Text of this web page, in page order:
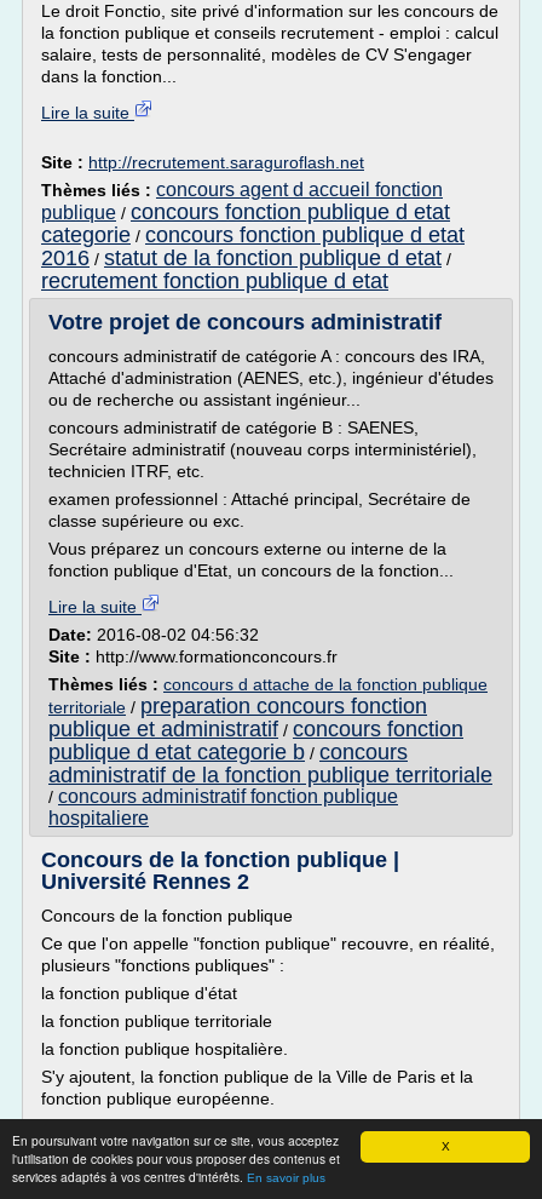
X
En poursuivant votre navigation sur ce site, vous acceptez
l'utilisation de cookies pour vous proposer des contenus et
services adaptés à vos centres d'intérêts. En savoir plus
Le droit Fonctio, site privé d'information sur les concours de
la fonction publique et conseils recrutement - emploi : calcul
salaire, tests de personnalité, modèles de CV S'engager
dans la fonction...
Lire la suite
Site : http://recrutement.saraguroflash.net
Thèmes liés : concours agent d accueil fonction
publique / concours fonction publique d etat
categorie / concours fonction publique d etat
2016 / statut de la fonction publique d etat /
recrutement fonction publique d etat
Votre projet de concours administratif
concours administratif de catégorie A : concours des IRA,
Attaché d'administration (AENES, etc.), ingénieur d'études
ou de recherche ou assistant ingénieur...
concours administratif de catégorie B : SAENES,
Secrétaire administratif (nouveau corps interministériel),
technicien ITRF, etc.
examen professionnel : Attaché principal, Secrétaire de
classe supérieure ou exc.
Vous préparez un concours externe ou interne de la
fonction publique d'Etat, un concours de la fonction...
Lire la suite
Date: 2016-08-02 04:56:32
Site : http://www.formationconcours.fr
Thèmes liés : concours d attache de la fonction publique
territoriale / preparation concours fonction
publique et administratif / concours fonction
publique d etat categorie b / concours
administratif de la fonction publique territoriale
/ concours administratif fonction publique
hospitaliere
Concours de la fonction publique |
Université Rennes 2
Concours de la fonction publique
Ce que l'on appelle "fonction publique" recouvre, en réalité,
plusieurs "fonctions publiques" :
la fonction publique d'état
la fonction publique territoriale
la fonction publique hospitalière.
S'y ajoutent, la fonction publique de la Ville de Paris et la
fonction publique européenne.
concours. Il en existe...
Lire la suite